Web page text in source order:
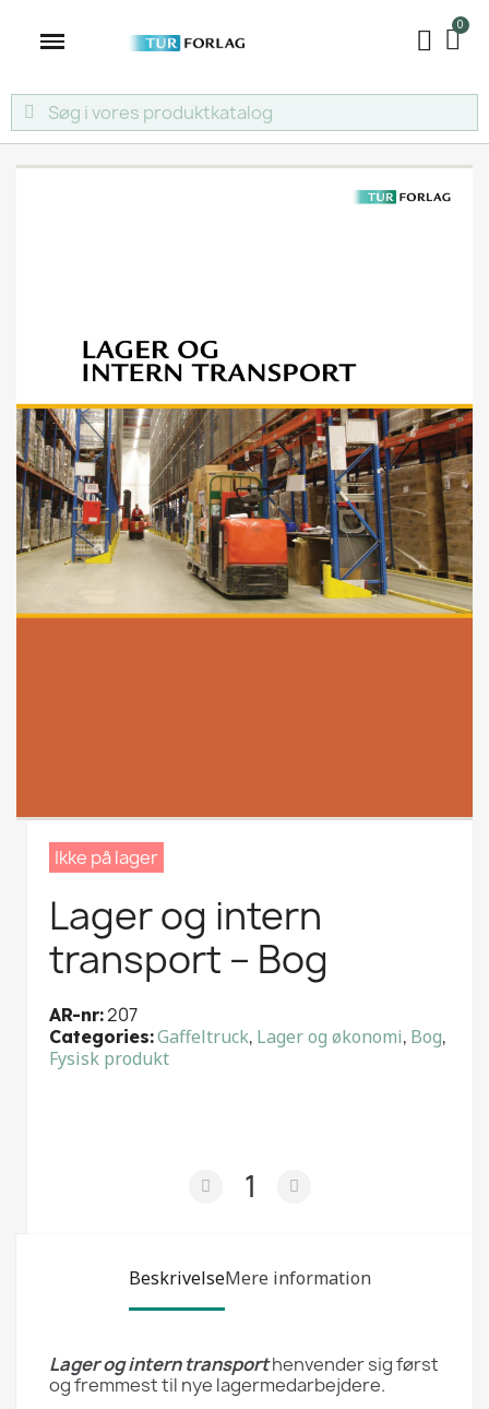
Ikke på lager
Lager og intern
transport – Bog
AR-nr 207
Categories Gaffeltruck, Lager og økonomi, Bog,
Fysisk produkt
BeskrivelseMere information
Lager og intern transporthenvender sig først
og fremmest til nye lagermedarbejdere.